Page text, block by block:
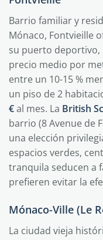
Barrio familiar y
Mónaco, Fontvieille
su puerto deportivo,
precio medio por
entre un 10-15 %
un piso de 2
€al mes. La British
barrio (8 Avenue de
una elección
espacios verdes,
tranquila seducen a
prefieren evitar la
Mónaco-Ville (Le
La ciudad vieja